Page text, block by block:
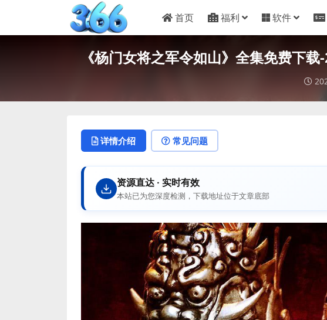
首页 福利 软件
《杨门女将之军令如山》全集免费下
详情介绍 常见问题
资源直达 · 实时有效
本站已为您深度检测，下载地址位于文章底部